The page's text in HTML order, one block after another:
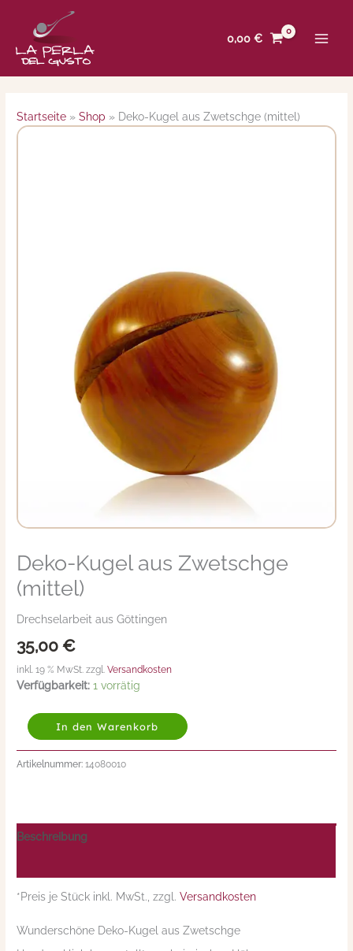
springen
0,00€
Startseite »Shop » Deko-Kugel aus Zwetschge (mittel)
Deko-Kugel aus Zwetschge
(mittel)
Drechselarbeit aus Göttingen
35,00€
inkl. 19 % MwSt. zzgl.Versandkosten
Verfügbarkeit: 1 vorrätig
Deko-
Kugel
aus
(mittel)
Menge
In den Warenkorb
Artikelnummer:14080010
Beschreibung
*Preis je Stück inkl. MwSt., zzgl.Versandkosten
Wunderschöne Deko-Kugel aus Zwetschge